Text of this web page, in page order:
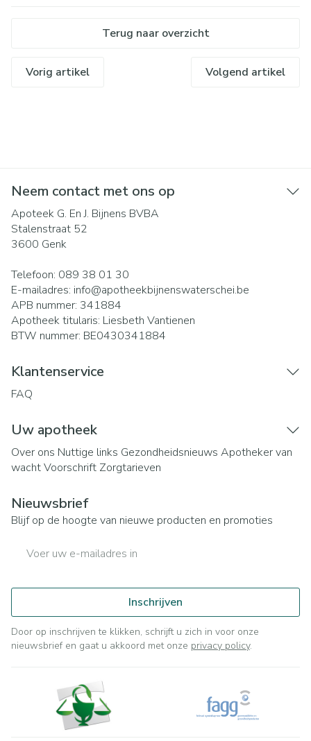
Terug naar overzicht
Vorig artikel Volgend artikel
Neem contact met ons op
Apoteek G. En J. Bijnens BVBA
Stalenstraat 52
3600 Genk
Telefoon: 089 38 01 30
E-mailadres: info@apotheekbijnenswaterschei.be
APB nummer: 341884
Apotheek titularis: Liesbeth Vantienen
BTW nummer: BE0430341884
Klantenservice
FAQ
Uw apotheek
Over ons Nuttige links Gezondheidsnieuws Apotheker van
wachtVoorschrift Zorgtarieven
Nieuwsbrief
Blijf op de hoogte van nieuwe producten en promoties
Inschrijven
Door op inschrijven te klikken, schrijft u zich in voor onze
nieuwsbrief en gaat u akkoord met onze privacy policy.